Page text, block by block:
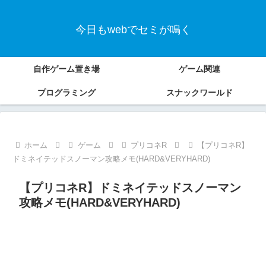
今日もwebでセミが鳴く
自作ゲーム置き場 ゲーム関連
プログラミング スナックワールド
ホーム ゲーム プリコネR
【プリコネR】
ドミネイテッドスノーマン攻略メモ(HARD&VERYHARD)
【プリコネR】ドミネイテッドスノーマン
攻略メモ(HARD&VERYHARD)